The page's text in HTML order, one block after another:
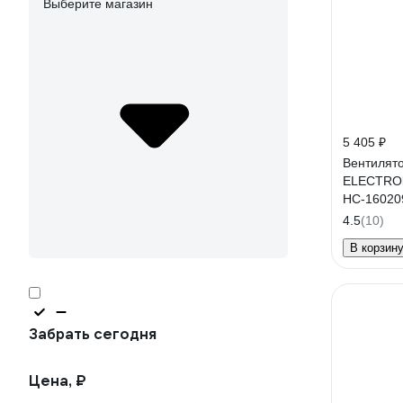
Выберите магазин
Забрать сегодня
Цена, ₽
5 405 ₽
НС-
4.5(10)
В корзину